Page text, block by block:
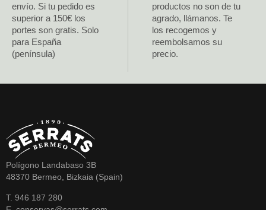
envío. Si tu pedido es
superior a 150€ los
portes son gratis. Solo
para España
(península)
productos no son de tu
agrado, llámanos. Te
los recogemos y
reembolsamos su
precio.
Polígono Landabaso 3B
48370 Bermeo, Bizkaia (Spain)
T. 946 187 280